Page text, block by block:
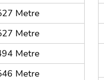
Metre
Metre
Metre
Metre